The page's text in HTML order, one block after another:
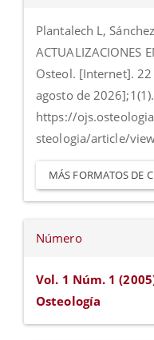
artículo
Plantalech L,
ACTUALIZACIONES
Osteol. [Internet].
agosto de
https://
steologia/article/
MÁS FORMATOS DE
Número
Vol. 1 Núm. 1
Osteología